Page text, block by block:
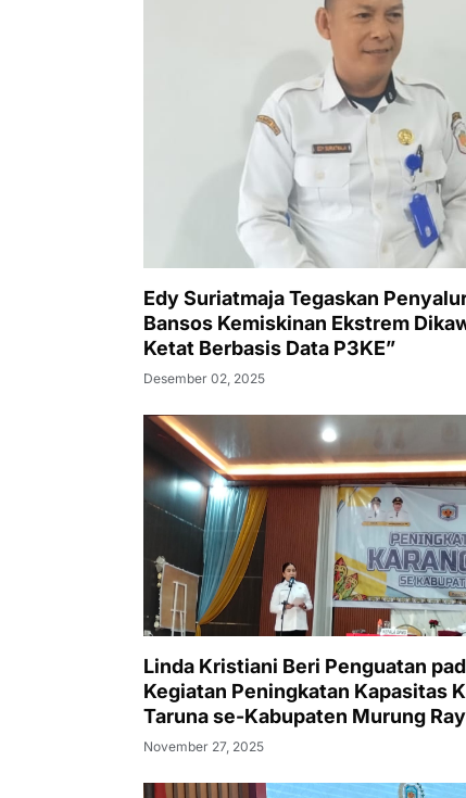
Edy Suriatmaja Tegaskan
Bansos Kemiskinan Ekstrem
Ketat Berbasis Data P3KE”
Desember 02, 2025
Linda Kristiani Beri Penguatan
Kegiatan Peningkatan Kapasitas
Taruna se-Kabupaten Murung
November 27, 2025